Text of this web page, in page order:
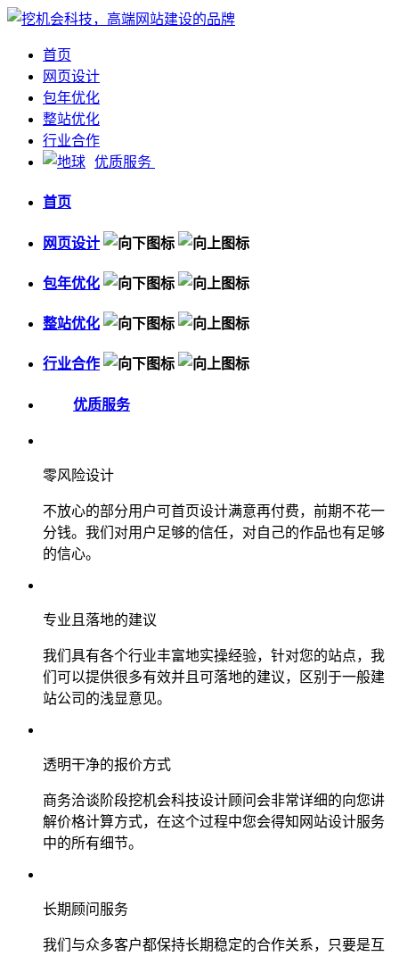
首页
网页设计
包年优化
整站优化
行业合作
优质服务
首页
网页设计
包年优化
整站优化
行业合作
优质服务
零风险设计
不放心的部分用户可首页设计满意再付费，前期不花一
分钱。我们对用户足够的信任，对自己的作品也有足够
的信心。
专业且落地的建议
我们具有各个行业丰富地实操经验，针对您的站点，我
们可以提供很多有效并且可落地的建议，区别于一般建
站公司的浅显意见。
透明干净的报价方式
商务洽谈阶段挖机会科技设计顾问会非常详细的向您讲
解价格计算方式，在这个过程中您会得知网站设计服务
中的所有细节。
长期顾问服务
我们与众多客户都保持长期稳定的合作关系，只要是互